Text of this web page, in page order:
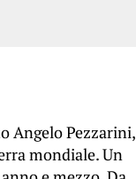
Angelo Pezzarini,
mondiale. Un